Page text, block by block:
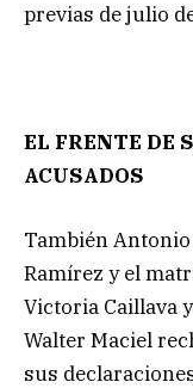
previas de julio
EL FRENTE DE
ACUSADOS
También
Ramírez y el
Victoria Caillava
Walter Maciel
sus